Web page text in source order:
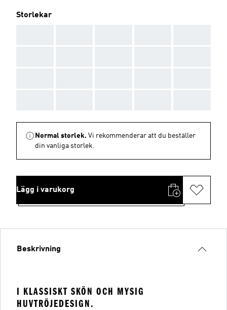
Storlekar
Normal storlek. Vi rekommenderar att du beställer
din vanliga storlek.
Lägg i varukorg
Beskrivning
I KLASSISKT SKÖN OCH MYSIG
HUVTRÖJEDESIGN.